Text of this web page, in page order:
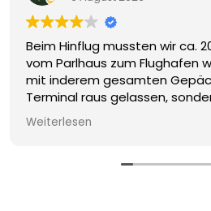
Beim Hinflug mussten wir ca.
vom Parlhaus zum Flughafen
mit inderem gesamten
Terminal raus gelassen,
Parkplatz etwa 200 m entfernt.
alles reibungslos geklappt.
Ankunftshalle entfernt. Im
Weiterlesen